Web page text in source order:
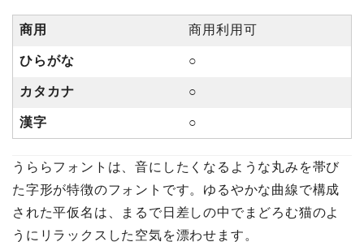
商用 商用利用可
ひらがな ○
カタカナ ○
漢字 ○
うららフォントは、音にしたくなるような丸みを帯び
た字形が特徴のフォントです。ゆるやかな曲線で構成
された平仮名は、まるで日差しの中でまどろむ猫のよ
うにリラックスした空気を漂わせます。